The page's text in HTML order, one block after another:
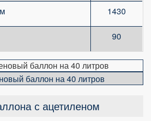
1430
90
баллон на 40 литров
с ацетиленом